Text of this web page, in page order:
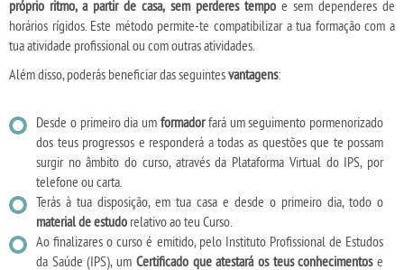
próprio ritmo, a partir de casa, sem perderes tempoe sem dependeres de
horários rígidos. Este método permite-te compatibilizar a tua formação com a
tua atividade profissional ou com outras atividades.
Além disso, poderás beneficiar das seguintesvantagens:
Desde o primeiro dia um formadorfará um seguimento pormenorizado
dos teus progressos e responderá a todas as questões que te possam
surgir no âmbito do curso, através da Plataforma Virtual do IPS, por
telefone ou carta.
Terás à tua disposição, em tua casa e desde o primeiro dia, todo o
material de estudo relativo ao teu Curso.
Ao finalizares o curso é emitido, pelo Instituto Profissional de Estudos
da Saúde (IPS), um Certificado que atestará os teus conhecimentose